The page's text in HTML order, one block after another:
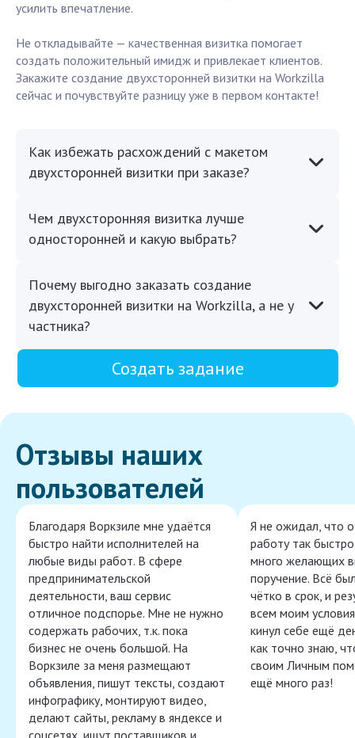
усилить впечатление.
Не откладывайте — качественная визитка помогает
создать положительный имидж и привлекает клиентов.
Закажите создание двухсторонней визитки на Workzilla
сейчас и почувствуйте разницу уже в первом контакте!
Как избежать расхождений с макетом
двухсторонней визитки при заказе?
Чем двухсторонняя визитка лучше
односторонней и какую выбрать?
Почему выгодно заказать создание
двухсторонней визитки на Workzilla, а не у
частника?
Создать задание
Отзывы наших
пользователей
Благодаря Воркзиле мне удаётся
быстро найти исполнителей на
любые виды работ. В сфере
предпринимательской
деятельности, ваш сервис
отличное подспорье. Мне не нужно
содержать рабочих, т.к. пока
бизнес не очень большой. На
Воркзиле за меня размещают
объявления, пишут тексты, создают
инфографику, монтируют видео,
делают сайты, рекламу в яндексе и
Я не ожидал, что
работу так
много желающих
поручение. Всё
чётко в срок, и
всем моим
кинул себе ещё
как точно знаю,
своим Личным
ещё много раз!